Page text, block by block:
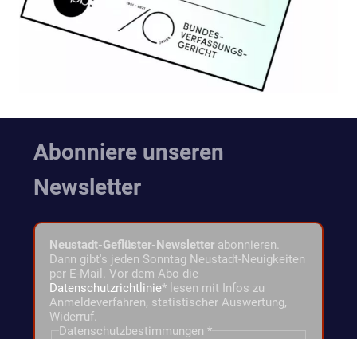
Abonniere unseren
Newsletter
Neustadt-Geflüster-Newsletter abonnieren.
Dann gibt's jeden Sonntag Neustadt-Neuigkeiten
per E-Mail. Vor dem Abo die
Datenschutzrichtlinie* lesen mit Infos zu
Anmeldeverfahren, statistischer Auswertung,
Widerruf.
Datenschutzbestimmungen *